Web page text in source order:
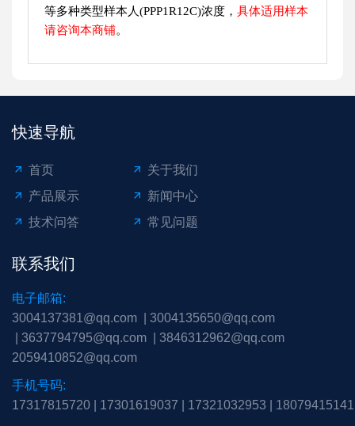
等多种类型样本人(PPP1R12C)浓度， 具体适用样本
请咨询本商铺。
快速导航
首页
关于我们
产品展示
新闻中心
技术问答
常见问题
联系我们
电子邮箱:
3004137381@qq.com
3004135650@qq.com
3637794795@qq.com
3846312962@qq.com
2059410852@qq.com
手机号码:
17317815720
17301619037 17321032953 18079415141